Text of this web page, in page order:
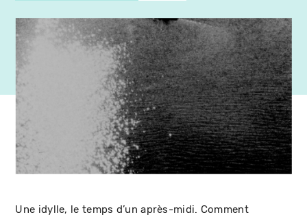
Une idylle, le temps d’un après-midi. Comment